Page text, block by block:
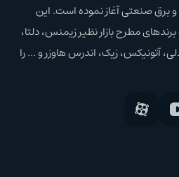
برق صنعتی آغاز نموده است. این
مطرح بازار نظیر زیمنس، دلتا،
آتونیکس، زیک، اندرس هاوزر و ... را